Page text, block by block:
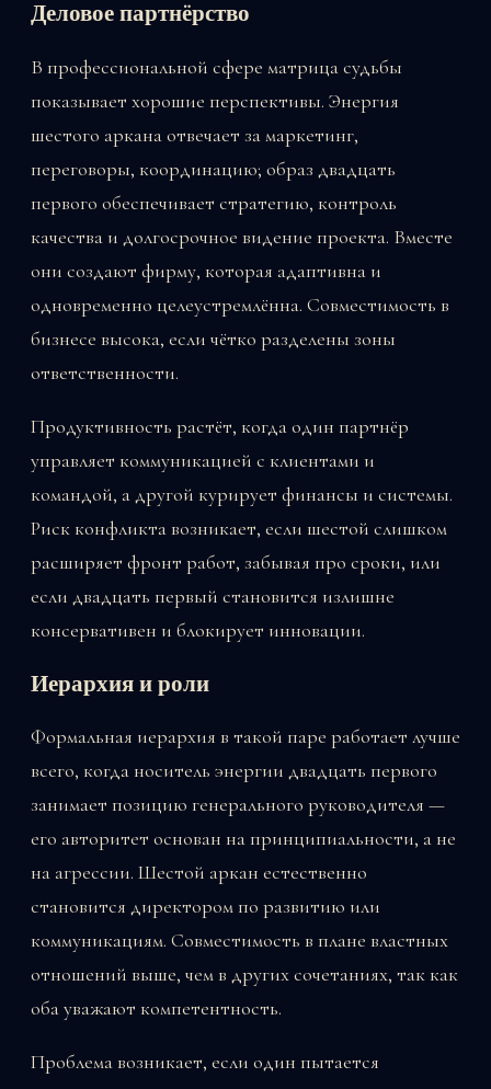
Деловое партнёрство
В профессиональной сфере матрица судьбы
показывает хорошие перспективы. Энергия
шестого аркана отвечает за маркетинг,
переговоры, координацию; образ двадцать
первого обеспечивает стратегию, контроль
качества и долгосрочное видение проекта. Вместе
они создают фирму, которая адаптивна и
одновременно целеустремлённа. Совместимость в
бизнесе высока, если чётко разделены зоны
ответственности.
Продуктивность растёт, когда один партнёр
управляет коммуникацией с клиентами и
командой, а другой курирует финансы и системы.
Риск конфликта возникает, если шестой слишком
расширяет фронт работ, забывая про сроки, или
если двадцать первый становится излишне
консервативен и блокирует инновации.
Иерархия и роли
Формальная иерархия в такой паре работает лучше
всего, когда носитель энергии двадцать первого
занимает позицию генерального руководителя —
его авторитет основан на принципиальности, а не
на агрессии. Шестой аркан естественно
становится директором по развитию или
коммуникациям. Совместимость в плане властных
отношений выше, чем в других сочетаниях, так как
оба уважают компетентность.
Проблема возникает, если один пытается